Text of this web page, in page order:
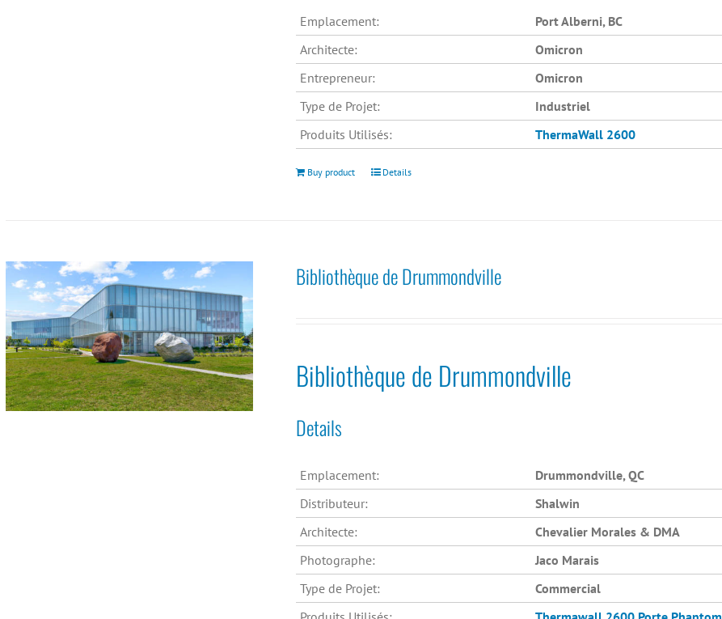
Emplacement:
Port Alberni, BC
Architecte:
Omicron
Entrepreneur:
Omicron
Type de Projet:
Industriel
Produits Utilisés:
ThermaWall 2600
Buy product Details
Bibliothèque de Drummondville
Bibliothèque de Drummondville
Details
Emplacement:
Drummondville, QC
Distributeur:
Shalwin
Architecte:
Chevalier Morales & DMA
Photographe:
Jaco Marais
Type de Projet:
Commercial